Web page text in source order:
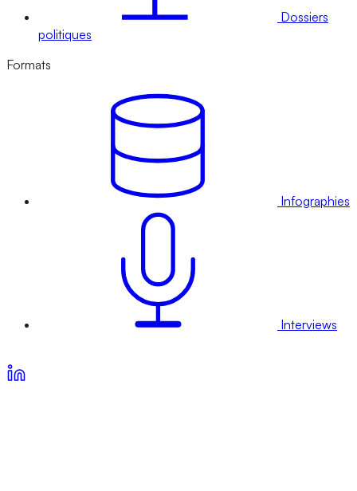
Dossiers
politiques
Formats
Infographies
Interviews